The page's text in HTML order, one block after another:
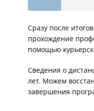
Сразу после
прохождение
помощью
Сведения о
лет. Можем
завершения